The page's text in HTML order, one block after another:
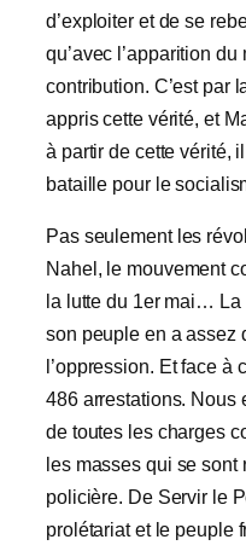
d’exploiter et de se
qu’avec l’apparition
contribution. C’est par
appris cette vérité, et
à partir de cette vérité,
bataille pour le
Pas seulement les
Nahel, le mouvement
la lutte du 1er mai…
son peuple en a assez
l’oppression. Et face à
486 arrestations. Nous
de toutes les charges
les masses qui se
policière. De Servir le
prolétariat et le peuple